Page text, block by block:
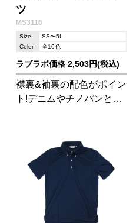
ツ
MS3116
Size
SS〜5L
Color
全10色
ラブラボ価格 2,503円(税込)
襟裏&袖裏の配色がポイン
ト!デニムやチノパンとの
カジュアルに最適。